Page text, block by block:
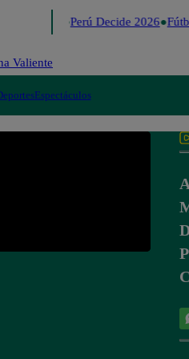
Perú Decide 2026
Valiente
Espectáculos